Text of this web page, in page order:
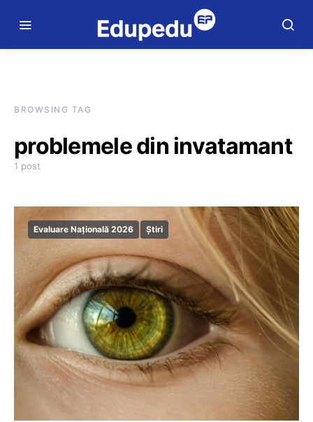
BROWSING TAG
problemele din invatamant
1 post
Evaluare Națională 2026 Știri